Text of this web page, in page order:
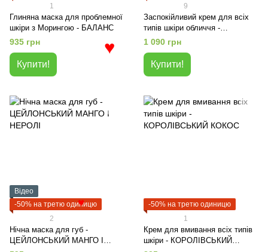
1
Глиняна маска для проблемної
шкіри з Морингою - БАЛАНС
935 грн
Купити!
9
Заспокійливий крем для всіх
типів шкіри обличчя -
КОРОЛІВСЬКИЙ КОКОС
1 090 грн
Купити!
Відео
-50% на третю одиницю
2
Нічна маска для губ -
ЦЕЙЛОНСЬКИЙ МАНГО І
-50% на третю одиницю
1
Крем для вмивання всіх типів
шкіри - КОРОЛІВСЬКИЙ
♥